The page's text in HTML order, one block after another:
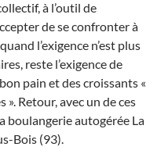
à l’outil de
de se confronter à
l’exigence n’est plus
reste l’exigence de
pain et des croissants «
Retour, avec un de ces
boulangerie autogérée La
Bois (93).